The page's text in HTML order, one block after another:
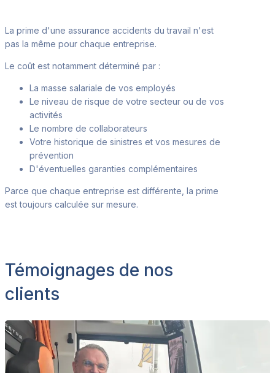
La prime d'une assurance accidents du travail n'est
pas la même pour chaque entreprise.
Le coût est notamment déterminé par :
La masse salariale de vos employés
Le niveau de risque de votre secteur ou de vos
activités
Le nombre de collaborateurs
Votre historique de sinistres et vos mesures de
prévention
D'éventuelles garanties complémentaires
Parce que chaque entreprise est différente, la prime
est toujours calculée sur mesure.
Témoignages de nos
clients